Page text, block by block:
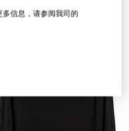
信息，请参阅我司的